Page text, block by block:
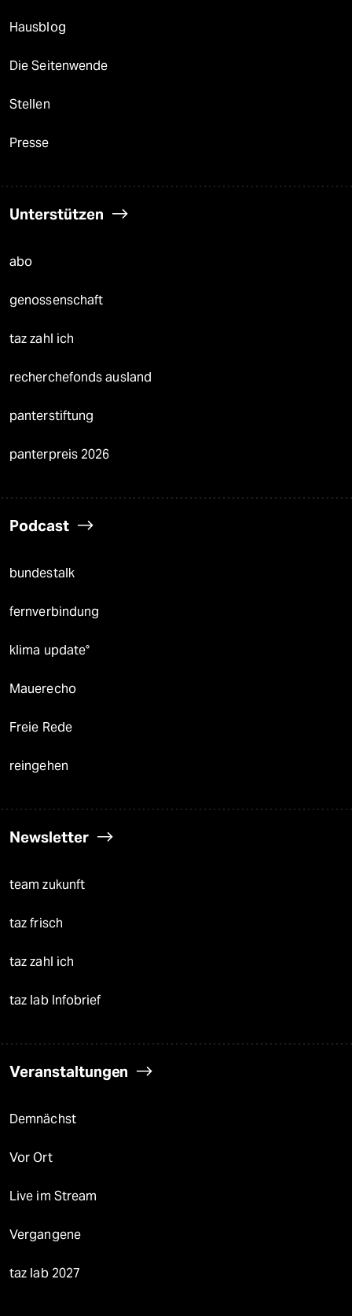
Hausblog
Die Seitenwende
Stellen
Presse
Unterstützen
abo
genossenschaft
taz zahl ich
recherchefonds ausland
panterstiftung
panterpreis 2026
Podcast
bundestalk
fernverbindung
klima update°
Mauerecho
Freie Rede
reingehen
Newsletter
team zukunft
taz frisch
taz zahl ich
taz lab Infobrief
Veranstaltungen
Demnächst
Vor Ort
Live im Stream
Vergangene
taz lab 2027